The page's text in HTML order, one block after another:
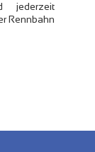
jederzeit
Rennbahn